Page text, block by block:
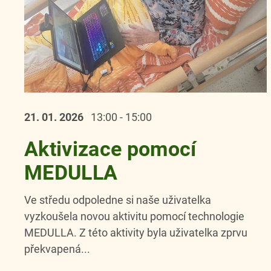
21. 01. 2026 13:00 - 15:00
Aktivizace pomocí
MEDULLA
Ve středu odpoledne si naše uživatelka
vyzkoušela novou aktivitu pomocí technologie
MEDULLA. Z této aktivity byla uživatelka zprvu
překvapená...